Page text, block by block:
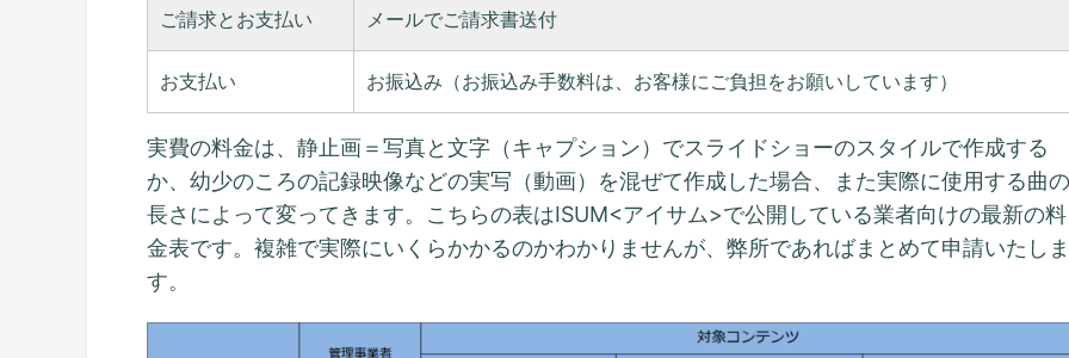
ご請求とお支払い メールでご請求書送付
お支払い お振込み（お振込み手数料は、お客様にご負担をお願いしています）
実費の料金は、静止画＝写真と文字（キャプション）でスライドショーのスタイルで作成する
か、幼少のころの記録映像などの実写（動画）を混ぜて作成した場合、また実際に使用する曲の
長さによって変ってきます。こちらの表はISUM<アイサム>で公開している業者向けの最新の料
金表です。複雑で実際にいくらかかるのかわかりませんが、弊所であればまとめて申請いたしま
す。